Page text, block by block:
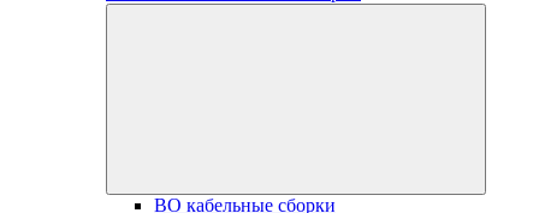
ВО кабельные сборки